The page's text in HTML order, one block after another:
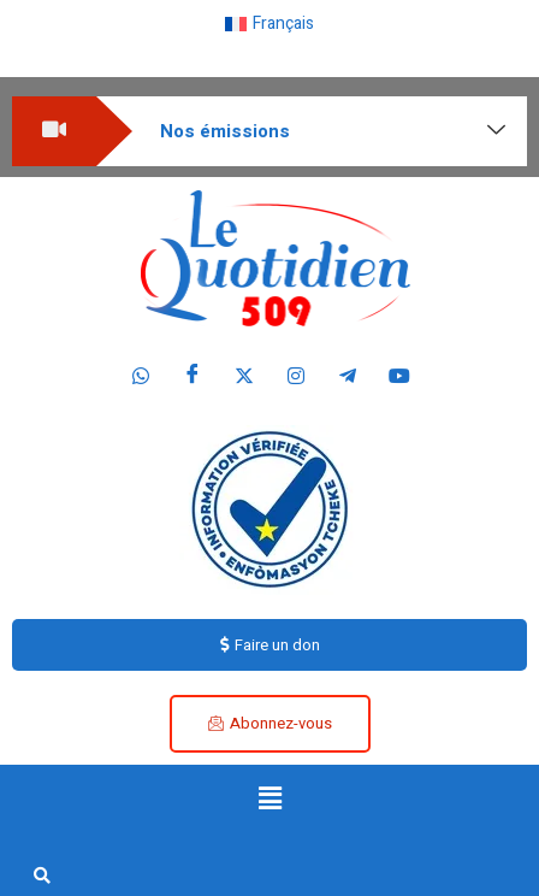
Français
Nos émissions
Faire un don
Abonnez-vous